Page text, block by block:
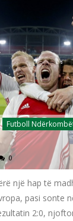
Futboll
0
një hap të
pasi sonte
2:0,